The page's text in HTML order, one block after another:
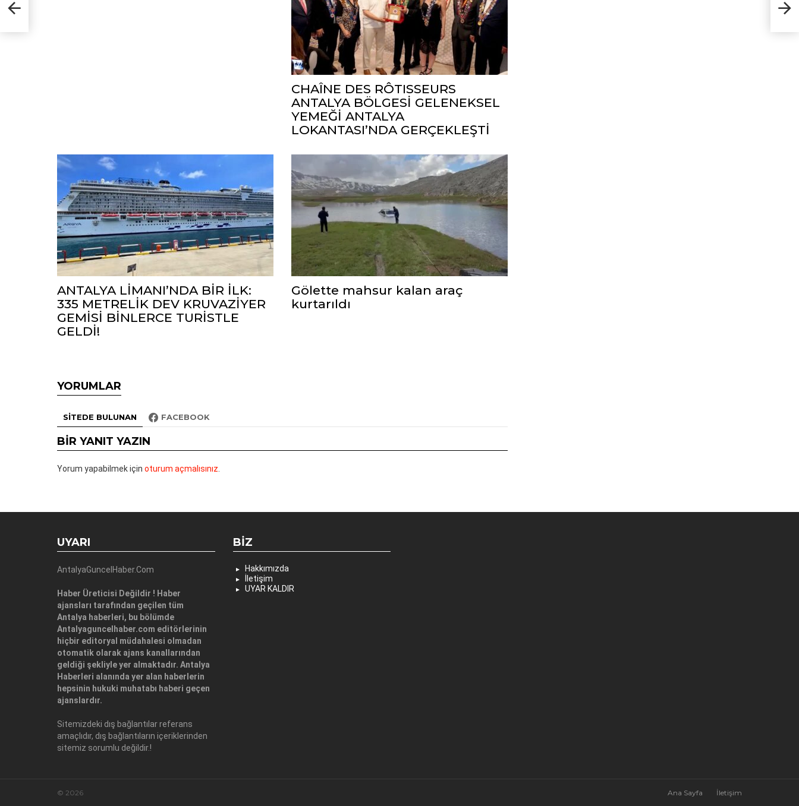
CHAÎNE DES RÔTISSEURS
ANTALYA BÖLGESİ GELENEKSEL
YEMEĞİ ANTALYA
LOKANTASI’NDA GERÇEKLEŞTİ
ANTALYA LİMANI’NDA BİR İLK:
335 METRELİK DEV KRUVAZİYER
GEMİSİ BİNLERCE TURİSTLE
GELDİ!
Gölette mahsur kalan araç
kurtarıldı
YORUMLAR
SITEDE BULUNAN FACEBOOK
BIR YANIT YAZIN
Yorum yapabilmek için oturum açmalısınız
UYARI
AntalyaGuncelHaber.Com
Haber Üreticisi Değildir ! Haber
ajansları tarafından geçilen tüm
Antalya haberleri, bu bölümde
Antalyaguncelhaber.com editörlerinin
hiçbir editoryal müdahalesi olmadan
otomatik olarak ajans kanallarından
geldiği şekliyle yer almaktadır. Antalya
Haberleri alanında yer alan haberlerin
hepsinin hukuki muhatabı haberi geçen
ajanslardır.
Sitemizdeki dış bağlantılar referans
amaçlıdır, dış bağlantıların içeriklerinden
sitemiz sorumlu değildir.!
BIZ
Hakkımızda
İletişim
UYAR KALDIR
© 2026 Ana Sayfa İletişim